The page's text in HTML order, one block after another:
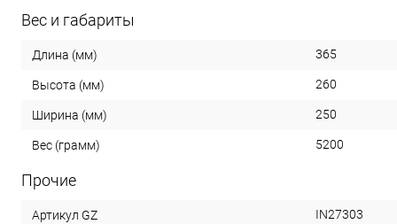
Вес и габариты
Длина (мм) 365
Высота (мм) 260
Ширина (мм) 250
Вес (грамм) 5200
Прочие
Артикул GZ IN27303